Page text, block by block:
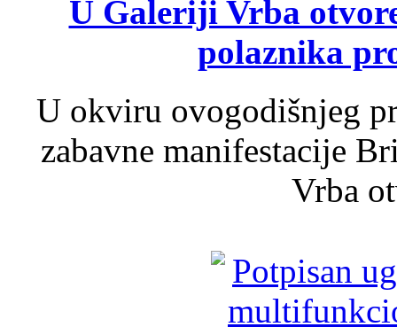
U Galeriji Vrba
polaznika
U okviru ovogodišnjeg
zabavne manifestacije
Vrba